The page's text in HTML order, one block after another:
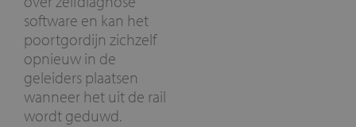
software en kan het
poortgordijn zichzelf
opnieuw in de
geleiders plaatsen
wanneer het uit de rail
wordt geduwd.